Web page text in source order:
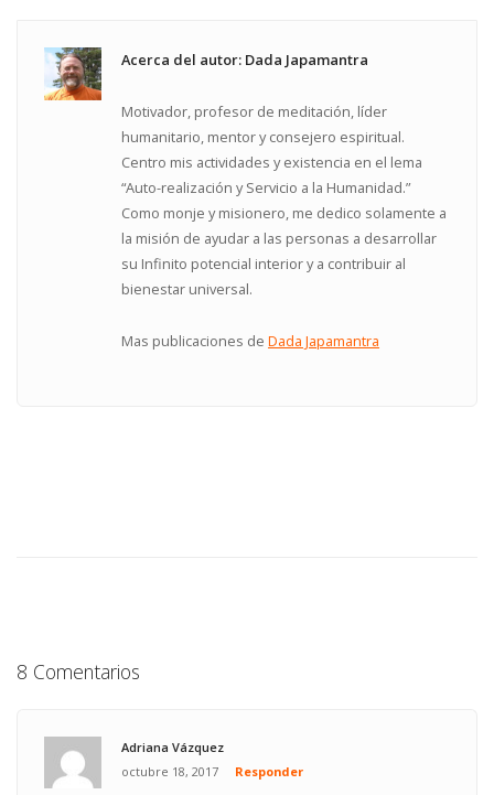
Acerca del autor: Dada Japamantra
Motivador, profesor de meditación, líder
humanitario, mentor y consejero espiritual.
Centro mis actividades y existencia en el lema
“Auto-realización y Servicio a la Humanidad.”
Como monje y misionero, me dedico solamente a
la misión de ayudar a las personas a desarrollar
su Infinito potencial interior y a contribuir al
bienestar universal.
Mas publicaciones deDada Japamantra
8 Comentarios
Adriana Vázquez
octubre 18, 2017
Responder